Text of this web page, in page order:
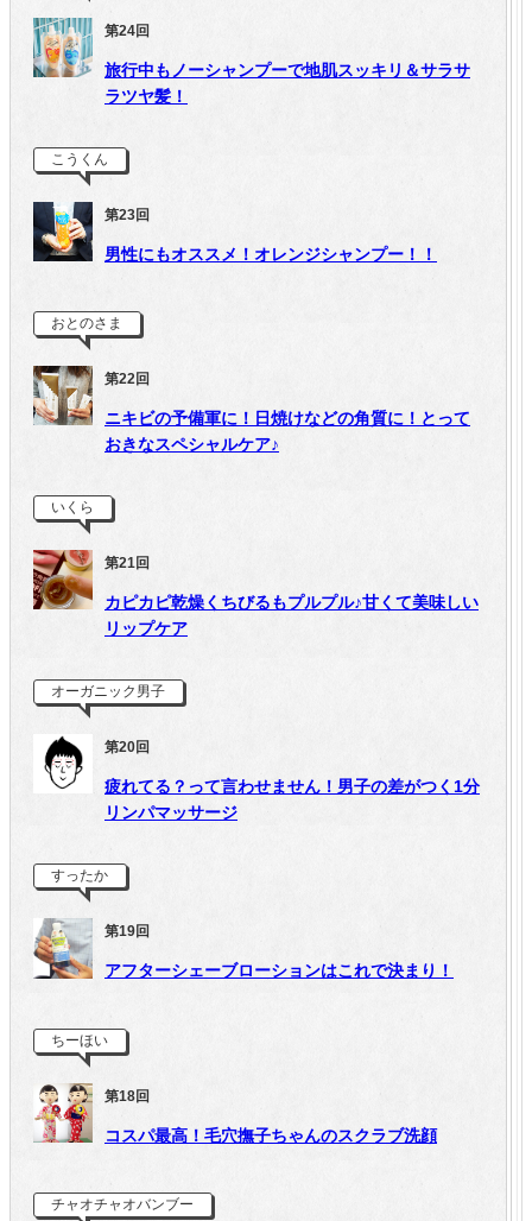
第24回
旅行中もノーシャンプーで地肌スッキリ＆サラサ
ラツヤ髪！
こうくん
第23回
男性にもオススメ！オレンジシャンプー！！
おとのさま
第22回
ニキビの予備軍に！日焼けなどの角質に！とって
おきなスペシャルケア♪
いくら
第21回
カピカピ乾燥くちびるもプルプル♪甘くて美味しい
リップケア
オーガニック男子
第20回
疲れてる？って言わせません！男子の差がつく1分
リンパマッサージ
すったか
第19回
アフターシェーブローションはこれで決まり！
ちーほい
第18回
コスパ最高！毛穴撫子ちゃんのスクラブ洗顔
チャオチャオバンブー